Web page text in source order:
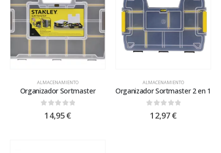
ALMACENAMIENTO
Organizador Sortmaster
out of 5
14,95€
ALMACENAMIENTO
Organizador Sortmaster 2 en 1
out of 5
12,97€